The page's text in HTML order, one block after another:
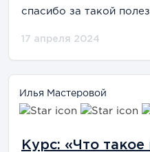
спасибо за такой
17 апреля 2024
Илья Мастеровой
Курс: «Что такое